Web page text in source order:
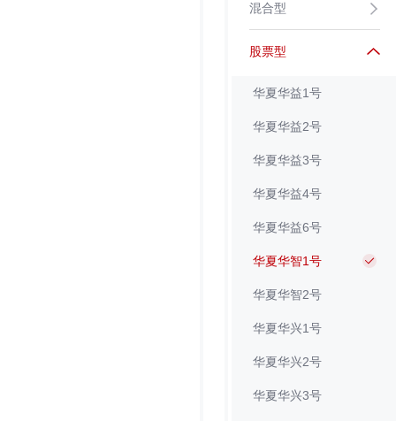
混合型
股票型
华夏华益1号
华夏华益2号
华夏华益3号
华夏华益4号
华夏华益6号
华夏华智1号
华夏华智2号
华夏华兴1号
华夏华兴2号
华夏华兴3号